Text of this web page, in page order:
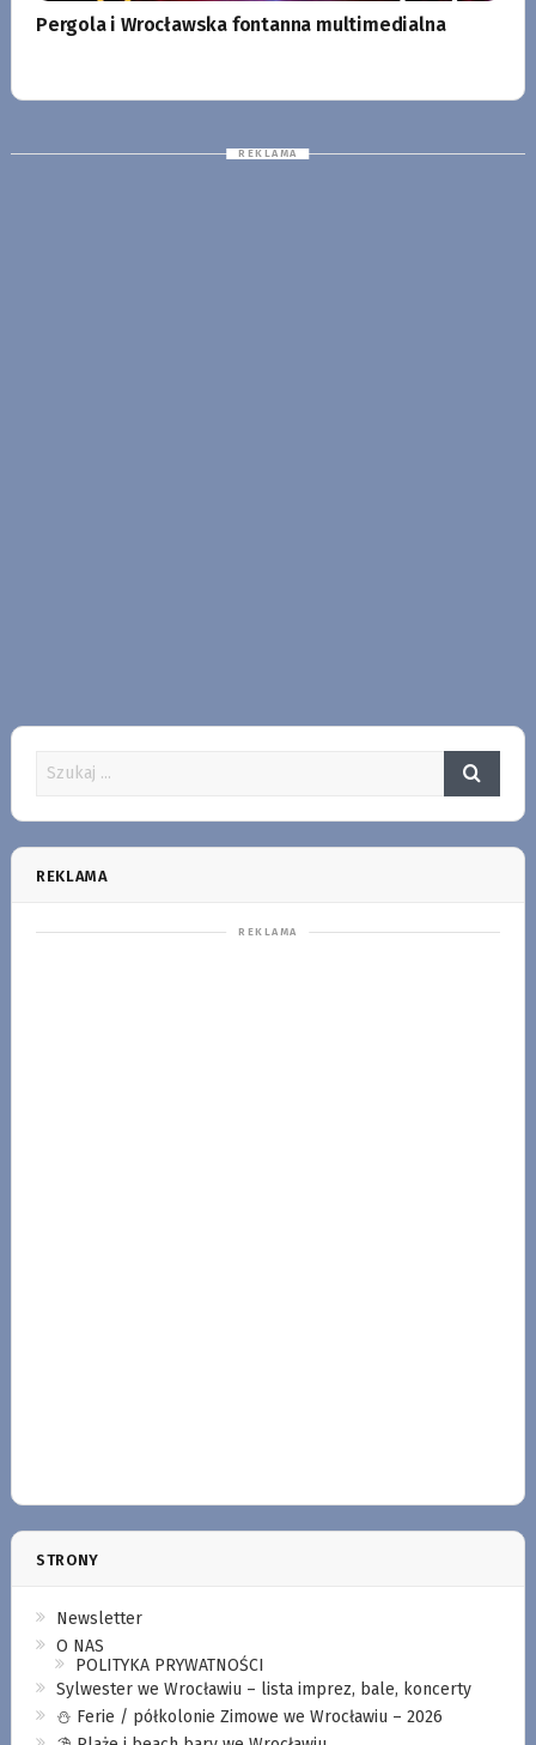
Pergola i Wrocławska fontanna multimedialna
REKLAMA
STRONY
Newsletter
O NAS
POLITYKA PRYWATNOŚCI
Sylwester we Wrocławiu – lista imprez, bale, koncerty
⛄️ Ferie / półkolonie Zimowe we Wrocławiu – 2026